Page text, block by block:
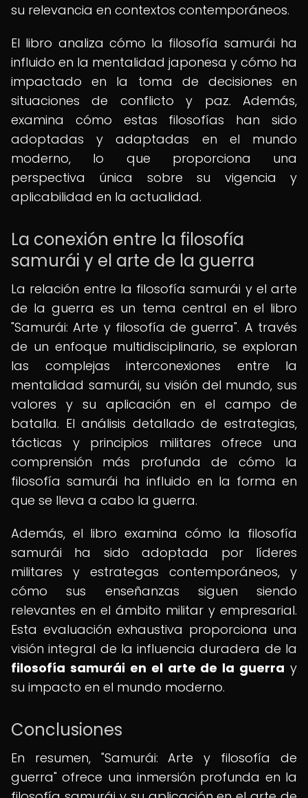
su relevancia en contextos contemporáneos.
El libro analiza cómo la filosofía samurái ha
influido en la mentalidad japonesa y cómo ha
impactado en la toma de decisiones en
situaciones de conflicto y paz. Además,
examina cómo estas filosofías han sido
adoptadas y adaptadas en el mundo
moderno, lo que proporciona una
perspectiva única sobre su vigencia y
aplicabilidad en la actualidad.
La conexión entre la filosofía
samurái y el arte de la guerra
La relación entre la filosofía samurái y el arte
de la guerra es un tema central en el libro
"Samurái: Arte y filosofía de guerra". A través
de un enfoque multidisciplinario, se exploran
las complejas interconexiones entre la
mentalidad samurái, su visión del mundo, sus
valores y su aplicación en el campo de
batalla. El análisis detallado de estrategias,
tácticas y principios militares ofrece una
comprensión más profunda de cómo la
filosofía samurái ha influido en la forma en
que se lleva a cabo la guerra.
Además, el libro examina cómo la filosofía
samurái ha sido adoptada por líderes
militares y estrategas contemporáneos, y
cómo sus enseñanzas siguen siendo
relevantes en el ámbito militar y empresarial.
Esta evaluación exhaustiva proporciona una
visión integral de la influencia duradera de la
filosofía samurái en el arte de la guerra y
su impacto en el mundo moderno.
Conclusiones
En resumen, "Samurái: Arte y filosofía de
guerra" ofrece una inmersión profunda en la